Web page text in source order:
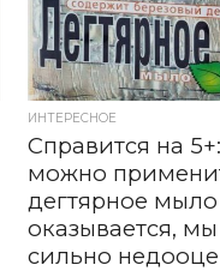
ИНТЕРЕСНОЕ
Справится на
можно
дегтярное
оказывается, мы
сильно